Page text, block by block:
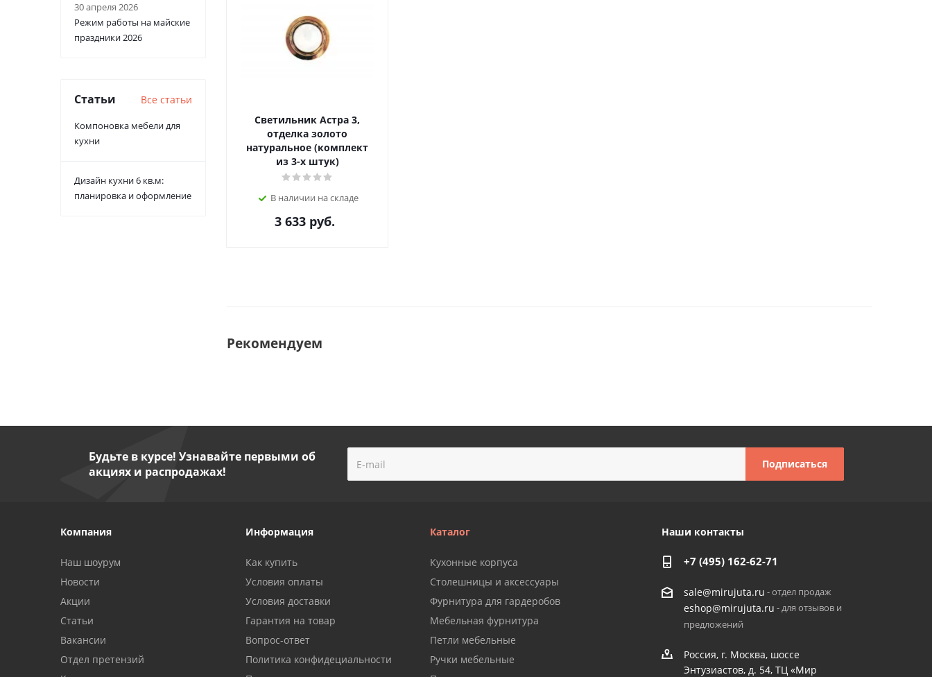
Светильник Астра 3,
отделка золото
натуральное (комплект
из 3-х штук)
В наличии на складе
3 633 руб.
Рекомендуем
30 апреля 2026
Режим работы на майские
праздники 2026
Статьи Все статьи
Компоновка мебели для
кухни
Дизайн кухни 6 кв.м:
планировка и оформление
Будьте в курсе! Узнавайте первыми об
акциях и распродажах!
Компания
Наш шоурум
Новости
Акции
Статьи
Вакансии
Отдел претензий
Информация
Как купить
Условия оплаты
Условия доставки
Гарантия на товар
Вопрос-ответ
Политика конфидециальности
Каталог
Кухонные корпуса
Столешницы и аксессуары
Фурнитура для гардеробов
Мебельная фурнитура
Петли мебельные
Ручки мебельные
Наши контакты
+7 (495) 162-62-71
sale@mirujuta.ru - отдел продаж
eshop@mirujuta.ru - для отзывов и
предложений
Россия, г. Москва, шоссе
Энтузиастов, д. 54, ТЦ «Мир